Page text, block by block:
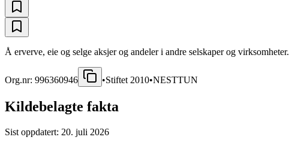
Å erverve, eie og selge aksjer og andeler i andre selskaper og virksomheter.
Org.nr: 996360946 •Stiftet 2010•NESTTUN
Kildebelagte fakta
Sist oppdatert: 20. juli 2026